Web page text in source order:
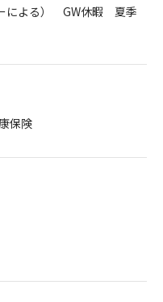
による） GW休暇 夏季
保険